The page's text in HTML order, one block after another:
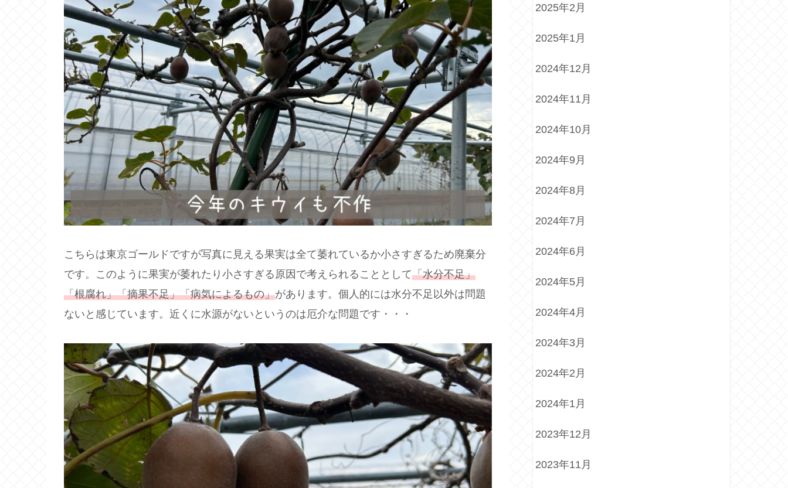
こちらは東京ゴールドですが写真に見える果実は全て萎れているか小さすぎるため廃棄分
です。このように果実が萎れたり小さすぎる原因で考えられることとして「水分不足」
「根腐れ」「摘果不足」「病気によるもの」があります。個人的には水分不足以外は問題
ないと感じています。近くに水源がないというのは厄介な問題です・・・
2025年2月
2025年1月
2024年12月
2024年11月
2024年10月
2024年9月
2024年8月
2024年7月
2024年6月
2024年5月
2024年4月
2024年3月
2024年2月
2024年1月
2023年12月
2023年11月